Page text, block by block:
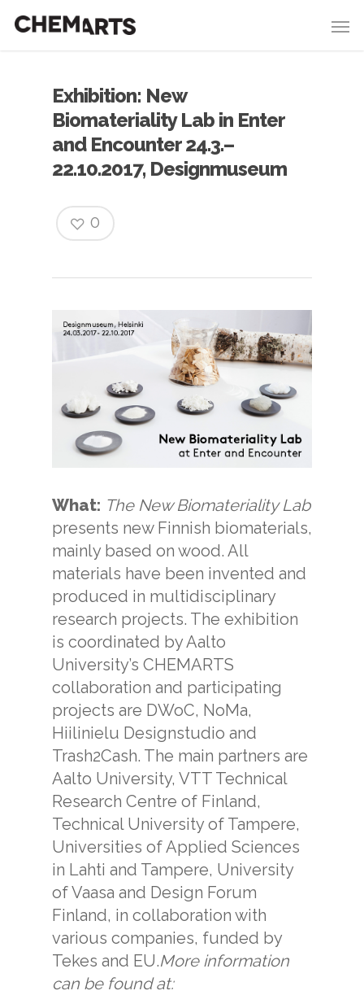
Exhibition: New
Biomateriality Lab in Enter
and Encounter 24.3.–
22.10.2017, Designmuseum
0
What: The New Biomateriality Lab
presents new Finnish biomaterials,
mainly based on wood. All
materials have been invented and
produced in multidisciplinary
research projects. The exhibition
is coordinated by Aalto
University’s CHEMARTS
collaboration and participating
projects are DWoC, NoMa,
Hiilinielu Designstudio and
Trash2Cash. The main partners are
Aalto University, VTT Technical
Research Centre of Finland,
Technical University of Tampere,
Universities of Applied Sciences
in Lahti and Tampere, University
of Vaasa and Design Forum
Finland, in collaboration with
various companies, funded by
Tekes and EU.More information
can be found at: